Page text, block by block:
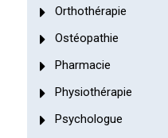
Orthothérapie
Ostéopathie
Pharmacie
Physiothérapie
Psychologue